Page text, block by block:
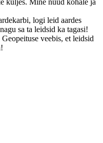
logi leid aardes
sa ta leidsid ka tagasi!
veebis, et leidsid